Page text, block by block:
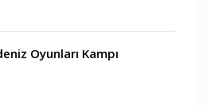
Oyunları Kampı